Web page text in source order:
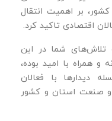
بر اهمیت انتقال
اقتصادی تاکید کرد.
تلاش‌های شما در این
و همراه با امید بوده،
دیدارها با فعالان
صنعت استان و کشور